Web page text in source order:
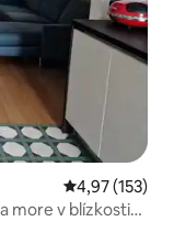
Priemerné
4,97 (153)
more v blízkosti